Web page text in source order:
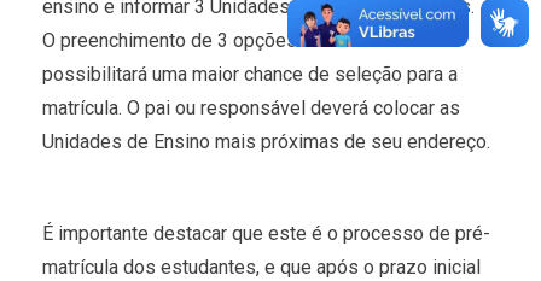
ensino e informar 3 Unidades de Ensino diferentes.
O preenchimento de 3 opções diferentes
possibilitará uma maior chance de seleção para a
matrícula. O pai ou responsável deverá colocar as
Unidades de Ensino mais próximas de seu endereço.
É importante destacar que este é o processo de pré-
matrícula dos estudantes, e que após o prazo inicial